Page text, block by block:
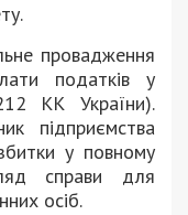
провадження
податків у
КК України).
підприємства
у повному
справи для
осіб.